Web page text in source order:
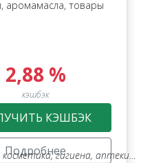
аромамасла, товары
косметика, гигиена, аптеки, оптика
2,88 %
кэшбэк
КЭШБЭК
Подробнее